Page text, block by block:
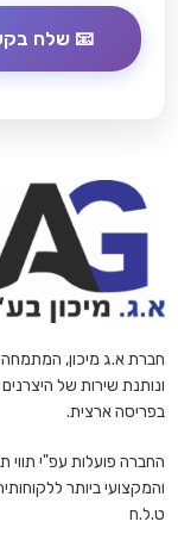
חברת א.ג מיכון, המתמחה
ונותנת שירות של
בפריסה ארצית.
והמקצועי ביותר
ט.ל.ח